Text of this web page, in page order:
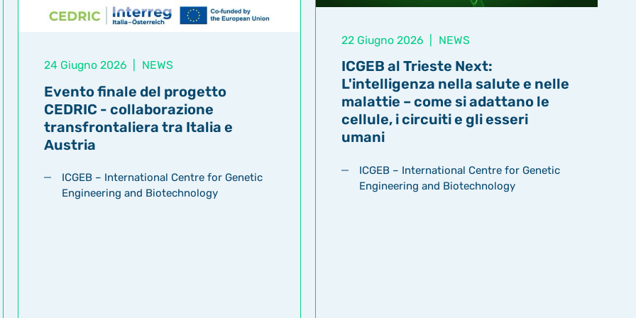
24 Giugno 2026 NEWS
Evento finale del progetto
CEDRIC - collaborazione
transfrontaliera tra Italia e
Austria
ICGEB – International Centre for Genetic
Engineering and Biotechnology
22 Giugno 2026 NEWS
ICGEB al Trieste Next:
L'intelligenza nella salute e nelle
malattie – come si adattano le
cellule, i circuiti e gli esseri
umani
ICGEB – International Centre for Genetic
Engineering and Biotechnology